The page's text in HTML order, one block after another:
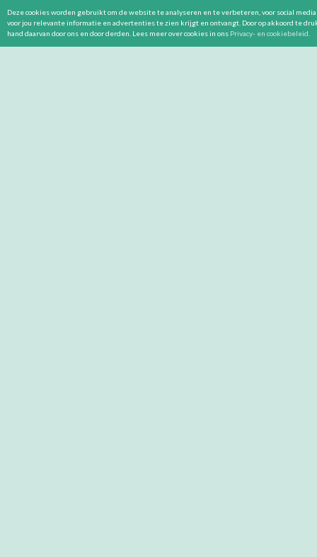
Deze cookies worden gebruikt om de website te analyseren en te verbeteren, voor social
voor jou relevante informatie en advertenties te zien krijgt en ontvangt. Door op akkoord te
hand daarvan door ons en door derden. Lees meer over cookies in ons Privacy- en cookiebeleid